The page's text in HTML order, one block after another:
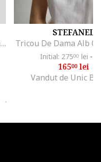
Set de sutiene cu cupe triunghiulare si detaliu logo - 3 perechi, Alb/Negru/Gri melange
STEFANEL
Tricou De Dama Alb
Initial: 27500 lei -
16500lei
Vandut de Unic